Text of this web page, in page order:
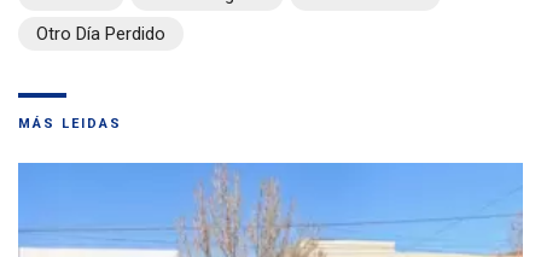
Otro Día Perdido
MÁS LEIDAS